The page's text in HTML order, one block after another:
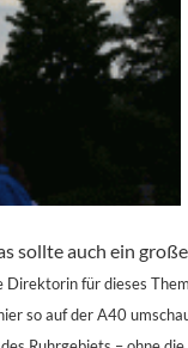
sollte auch ein
Direktorin für dieses
so auf der A40